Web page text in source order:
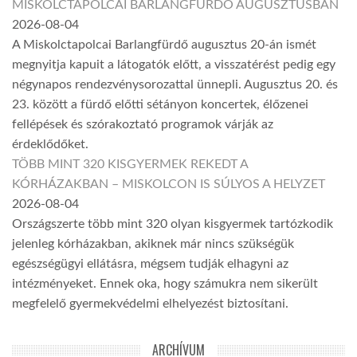
MISKOLCTAPOLCAI BARLANGFÜRDŐ AUGUSZTUSBAN
2026-08-04
A Miskolctapolcai Barlangfürdő augusztus 20-án ismét
megnyitja kapuit a látogatók előtt, a visszatérést pedig egy
négynapos rendezvénysorozattal ünnepli. Augusztus 20. és
23. között a fürdő előtti sétányon koncertek, élőzenei
fellépések és szórakoztató programok várják az
érdeklődőket.
TÖBB MINT 320 KISGYERMEK REKEDT A
KÓRHÁZAKBAN – MISKOLCON IS SÚLYOS A HELYZET
2026-08-04
Országszerte több mint 320 olyan kisgyermek tartózkodik
jelenleg kórházakban, akiknek már nincs szükségük
egészségügyi ellátásra, mégsem tudják elhagyni az
intézményeket. Ennek oka, hogy számukra nem sikerült
megfelelő gyermekvédelmi elhelyezést biztosítani.
ARCHÍVUM